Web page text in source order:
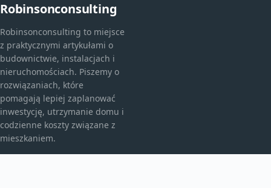
Robinsonconsulting
Robinsonconsulting to miejsce
z praktycznymi artykułami o
budownictwie, instalacjach i
nieruchomościach. Piszemy o
rozwiązaniach, które
pomagają lepiej zaplanować
inwestycję, utrzymanie domu i
codzienne koszty związane z
mieszkaniem.